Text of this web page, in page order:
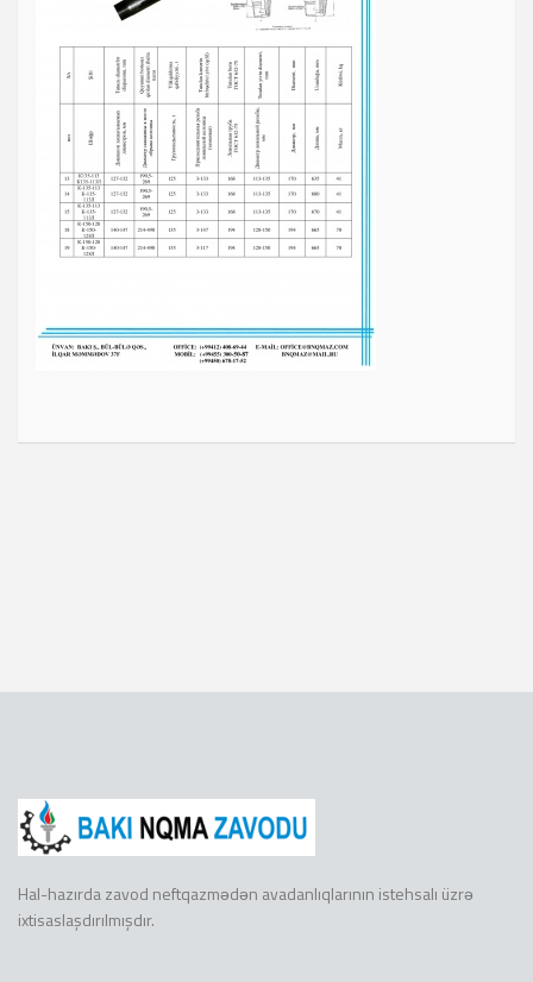
Hal-hazırda zavod neftqazmədən avadanlıqlarının istehsalı üzrə
ixtisaslaşdırılmışdır.